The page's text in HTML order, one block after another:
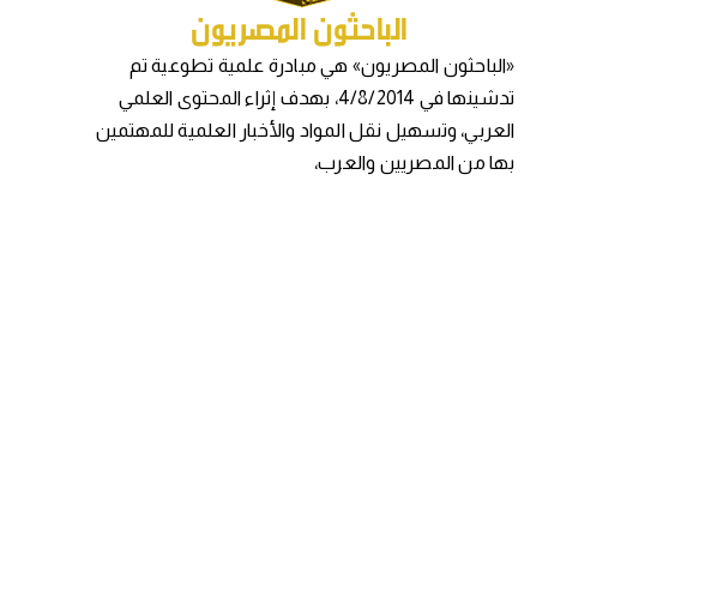
«الباحثون المصريون» هي مبادرة علمية تطوعية تم
تدشينها في 4/8/2014، بهدف إثراء المحتوى العلمي
العربي، وتسهيل نقل المواد والأخبار العلمية للمهتمين
بها من المصريين والعرب،